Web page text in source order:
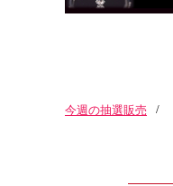
今週の抽選販売 /